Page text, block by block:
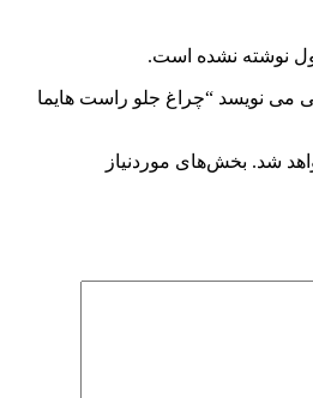
نوشته نشده است.
می نویسد “چراغ جلو راست هایما
شد. بخش‌های موردنیاز